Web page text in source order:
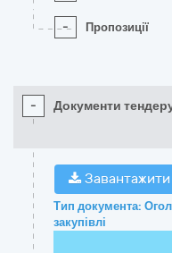
- Пропозиції
- Документи
Завантажити
Тип документа:
закупівлі